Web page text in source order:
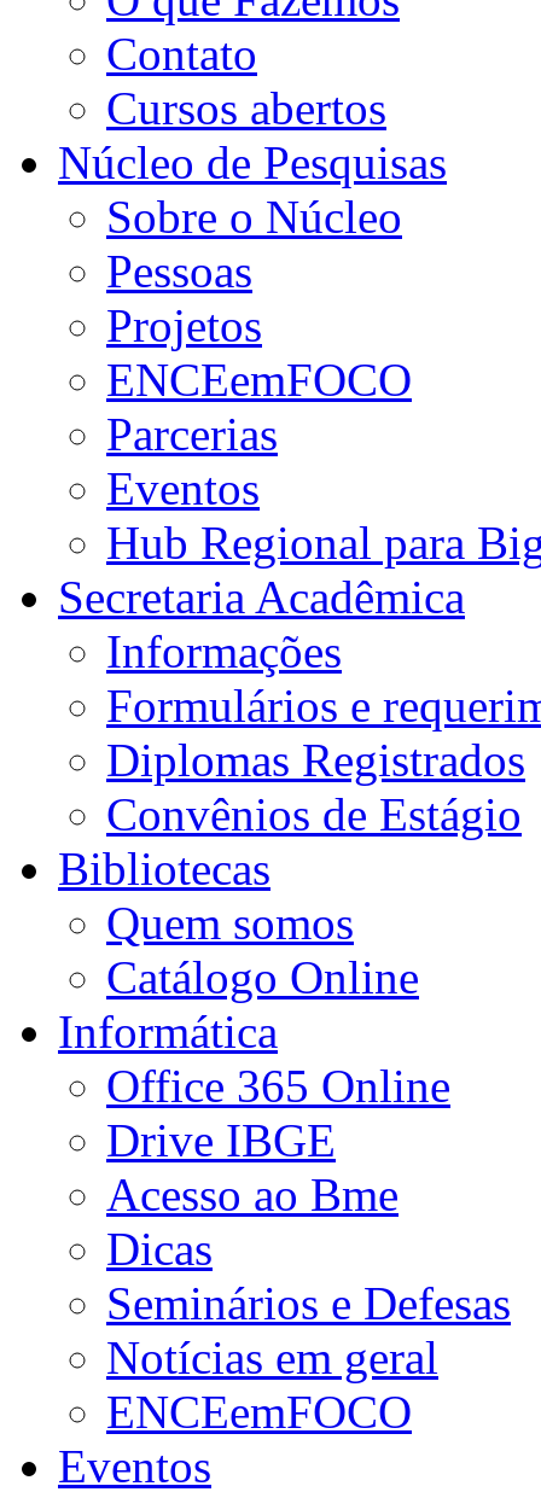
Contato
Cursos abertos
Núcleo de Pesquisas
Sobre o Núcleo
Pessoas
Projetos
ENCEemFOCO
Parcerias
Eventos
Hub Regional para
Secretaria Acadêmica
Informações
Formulários e
Diplomas Registrados
Convênios de Estágio
Bibliotecas
Quem somos
Catálogo Online
Informática
Office 365 Online
Drive IBGE
Acesso ao Bme
Dicas
Seminários e Defesas
Notícias em geral
ENCEemFOCO
Eventos